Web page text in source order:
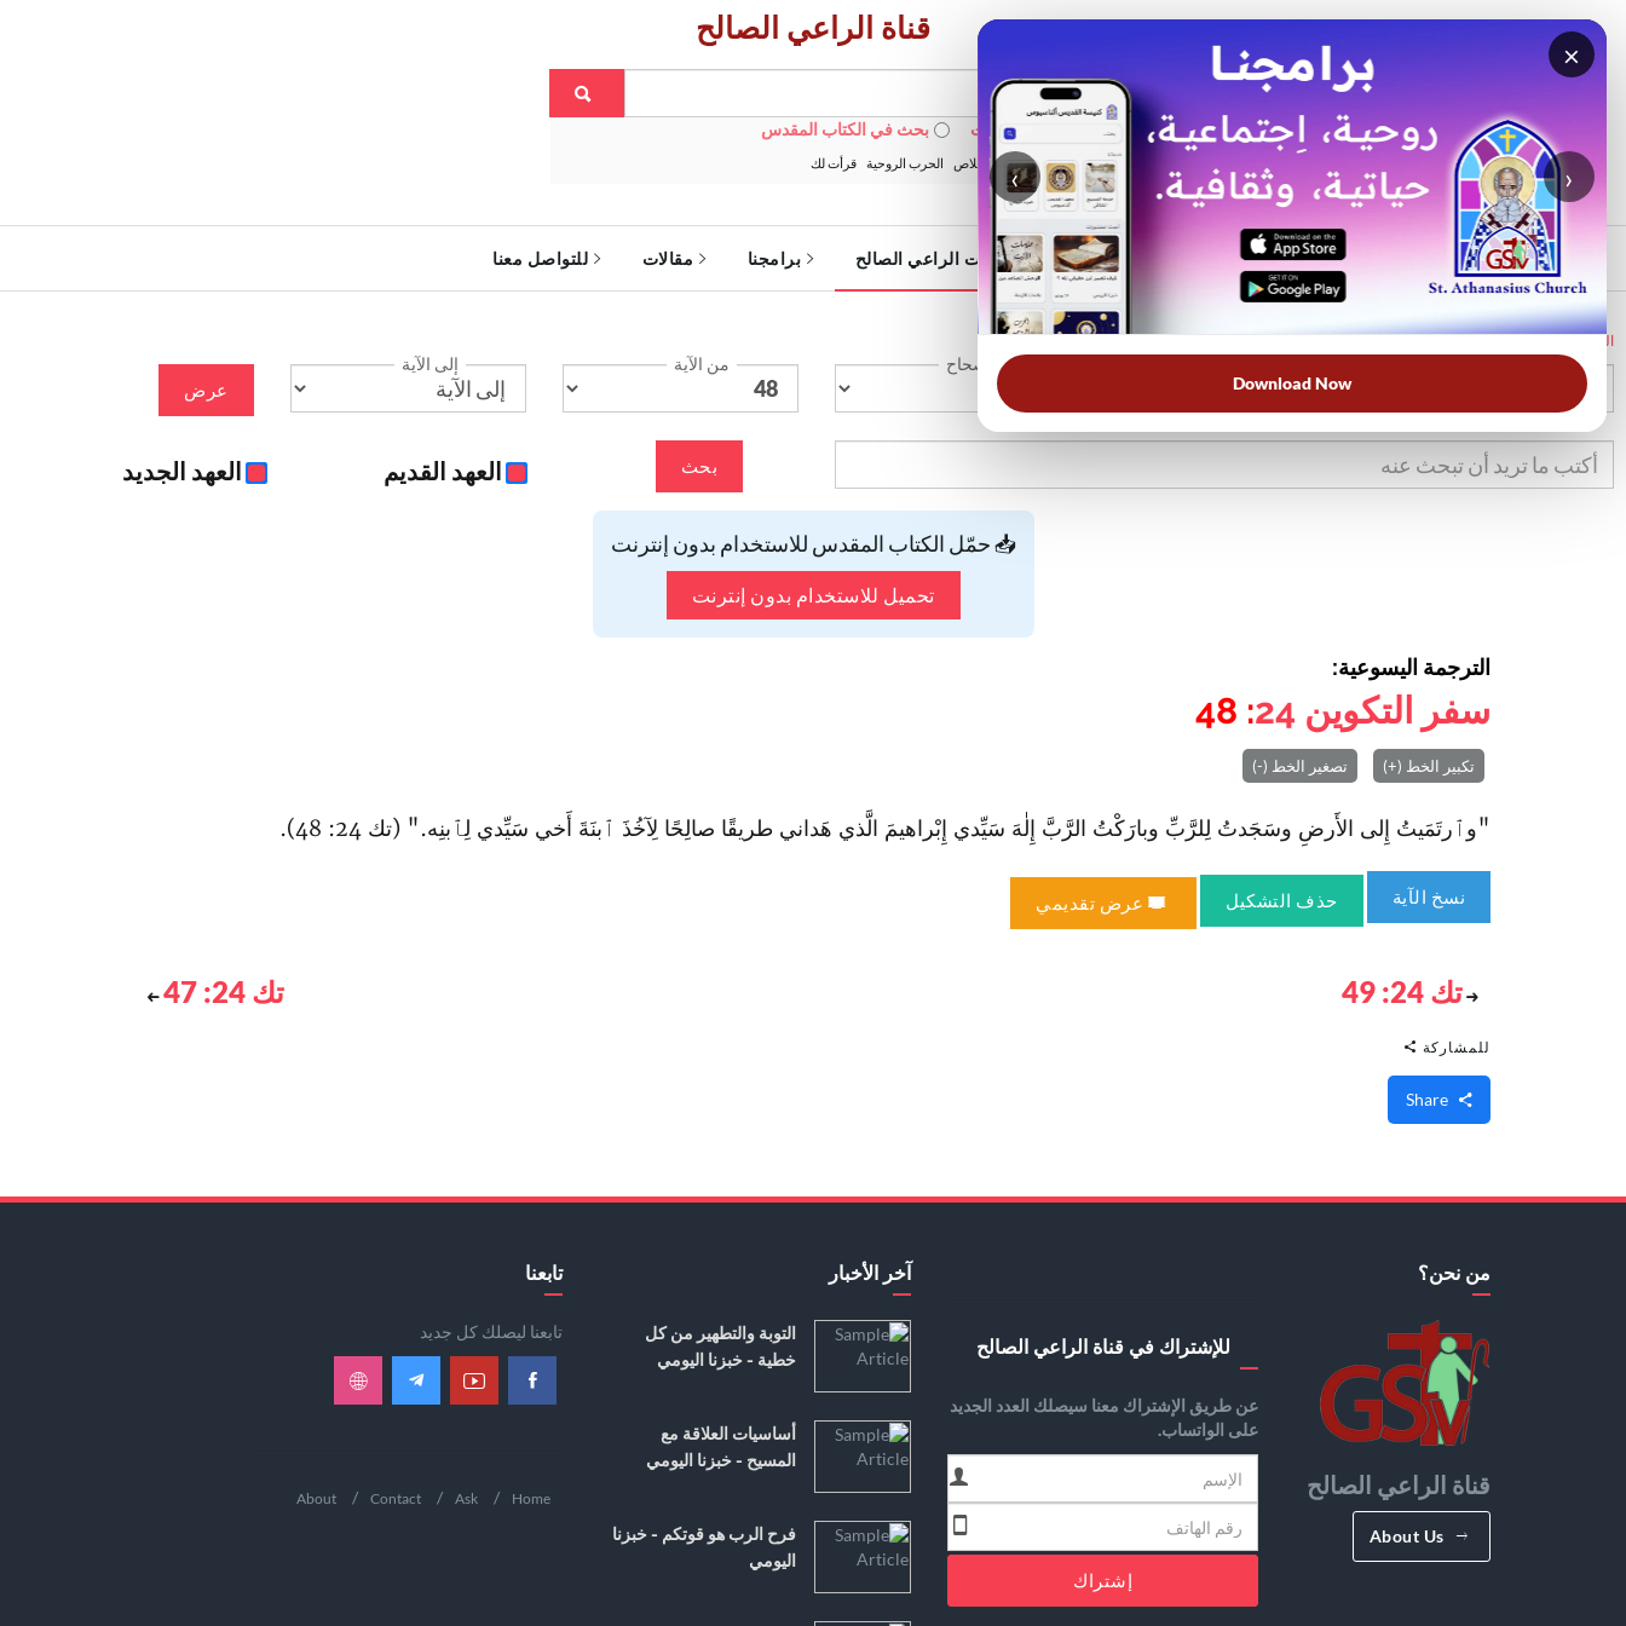
×
‹ ›
Download Now
قناة الراعي الصالح
بحث في الويبسايت بحث في الكتاب المقدس
الأكثر بحثًا: خبزنا اليومي الخلاص الحرب الروحية قرأت لك
الرئيسية خدمات الراعي الصالح برامجنا مقالات للتواصل معنا
الرئيسية
الإصحاح من الآية إلى الآية
عرض
بحث العهد القديم العهد الجديد
📥 حمّل الكتاب المقدس للاستخدام بدون إنترنت
تحميل للاستخدام بدون إنترنت
الترجمة اليسوعية:
سفر التكوين 24
: 48
تكبير الخط (+) تصغير الخط (-)
"وٱرتَمَيتُ إِلى الأَرضِ وسَجَدتُ لِلرَّبِّ وبارَكْتُ الرَّبَّ إِلٰهَ سَيِّدي إِبْراهيمَ الَّذي هَداني طريقًا صالِحًا لِآخُذَ ٱبنَةَ أَخي سَيِّدي لِٱبنِه." (تك 24: 48).
نسخ الآية حذف التشكيل عرض تقديمي
تك 24: 49 تك 24: 47
للمشاركة
من نحن؟
قناة الراعي الصالح
About Us
للإشتراك في قناة الراعي الصالح
عن طريق الإشتراك معنا سيصلك العدد الجديد
على الواتساب.
إشتراك
آخر الأخبار
التوبة والتطهير من كل
خطية - خبزنا اليومي
أساسيات العلاقة مع
المسيح - خبزنا اليومي
فرح الرب هو قوتكم - خبزنا
اليومي
تابعنا
تابعنا ليصلك كل جديد
Home
Ask
Contact
About